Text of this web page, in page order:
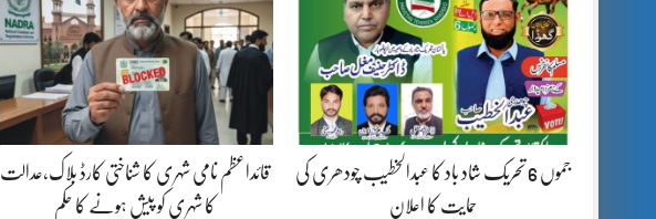
جموں 6 تحریک شاد باد کا عبدالخطیب چودھری کی
حمایت کا اعلان
قائداعظم نامی شہری کا شناختی کارڈ بلاک،عدالت
کا شہری کو پیش ہونے کا حکم